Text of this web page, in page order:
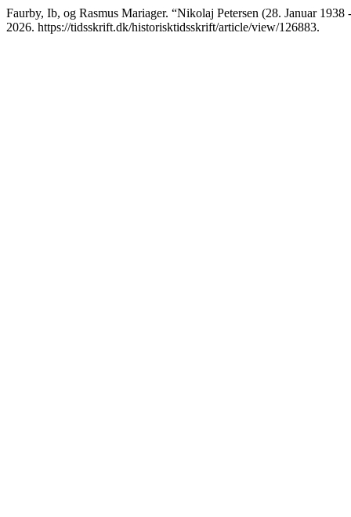
Faurby, Ib, og Rasmus Mariager. “Nikolaj Petersen (28. Januar
2026. https://tidsskrift.dk/historisktidsskrift/article/view/126883.